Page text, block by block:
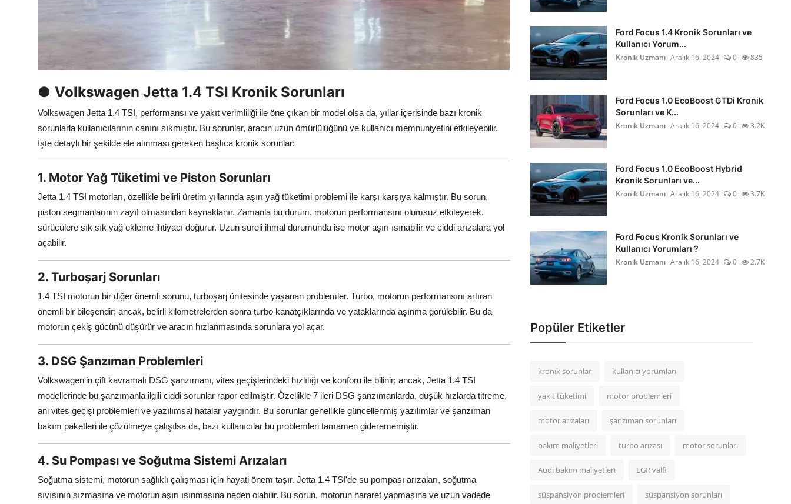
● Volkswagen Jetta 1.4 TSI Kronik Sorunları
Volkswagen Jetta 1.4 TSI, performansı ve yakıt verimliliği ile öne çıkan bir model olsa da, yıllar içerisinde bazı kronik
sorunlarla kullanıcılarının canını sıkmıştır. Bu sorunlar, aracın uzun ömürlülüğünü ve kullanıcı memnuniyetini etkileyebilir.
İşte detaylı bir şekilde ele alınması gereken başlıca kronik sorunlar:
1. Motor Yağ Tüketimi ve Piston Sorunları
Jetta 1.4 TSI motorları, özellikle belirli üretim yıllarında aşırı yağ tüketimi problemi ile karşı karşıya kalmıştır. Bu sorun,
piston segmanlarının zayıf olmasından kaynaklanır. Zamanla bu durum, motorun performansını olumsuz etkileyerek,
sürücülere sık sık yağ ekleme ihtiyacı doğurur. Uzun süreli ihmal durumunda ise motor aşırı ısınabilir ve ciddi arızalara yol
açabilir.
2. Turboşarj Sorunları
1.4 TSI motorun bir diğer önemli sorunu, turboşarj ünitesinde yaşanan problemler. Turbo, motorun performansını artıran
önemli bir bileşendir; ancak, belirli kilometrelerden sonra turbo kanatçıklarında ve yataklarında aşınma görülebilir. Bu da
motorun çekiş gücünü düşürür ve aracın hızlanmasında sorunlara yol açar.
3. DSG Şanzıman Problemleri
Volkswagen'in çift kavramalı DSG şanzımanı, vites geçişlerindeki hızlılığı ve konforu ile bilinir; ancak, Jetta 1.4 TSI
modellerinde bu şanzımanla ilgili ciddi sorunlar rapor edilmiştir. Özellikle 7 ileri DSG şanzımanlarda, düşük hızlarda titreme,
ani vites geçişi problemleri ve yazılımsal hatalar yaygındır. Bu sorunlar genellikle güncellenmiş yazılımlar ve şanzıman
bakım paketleri ile çözülmeye çalışılsa da, bazı kullanıcılar bu problemleri tamamen giderememiştir.
4. Su Pompası ve Soğutma Sistemi Arızaları
Soğutma sistemi, motorun sağlıklı çalışması için hayati önem taşır. Jetta 1.4 TSI'de su pompası arızaları, soğutma
sıvısının sızmasına ve motorun aşırı ısınmasına neden olabilir. Bu sorun, motorun hararet yapmasına ve uzun vadede
Ford Focus 1.4 Kronik Sorunları ve
Kullanıcı Yorum...
Kronik Uzmanı Aralık 16, 2024 0 835
Ford Focus 1.0 EcoBoost GTDi Kronik
Sorunları ve K...
Kronik Uzmanı Aralık 16, 2024 0 3.2K
Ford Focus 1.0 EcoBoost Hybrid
Kronik Sorunları ve...
Kronik Uzmanı Aralık 16, 2024 0 3.7K
Ford Focus Kronik Sorunları ve
Kullanıcı Yorumları ?
Kronik Uzmanı Aralık 16, 2024 0 2.7K
Popüler Etiketler
kronik sorunlar kullanıcı yorumları
yakıt tüketimi motor problemleri
motor arızaları şanzıman sorunları
bakım maliyetleri turbo arızası motor sorunları
Audi bakım maliyetleri EGR valfi
süspansiyon problemleri süspansiyon sorunları